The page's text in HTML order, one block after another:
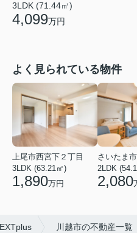
3LDK (71.44㎡)
4,099万円
よく見られている物件
上尾市西宮下２丁目
3LDK (63.21㎡)
1,890万円
2LDK
2,080
川越市の不動産一覧